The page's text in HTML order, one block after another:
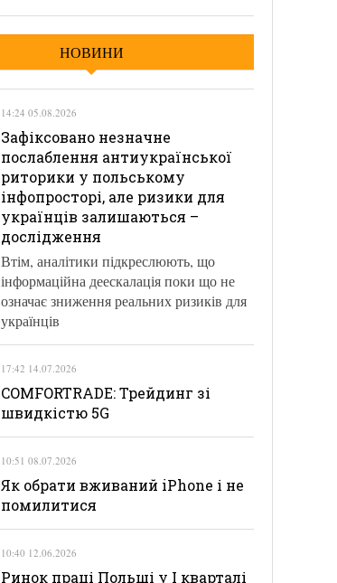
НОВИНИ
14:24 05.08.2026
Зафіксовано незначне
послаблення антиукраїнської
риторики у польському
інфопросторі, але ризики для
українців залишаються –
дослідження
Втім, аналітики підкреслюють, що
інформаційна деескалація поки що не
означає зниження реальних ризиків для
українців
17:42 14.07.2026
COMFORTRADE: Трейдинг зі
швидкістю 5G
10:51 08.07.2026
Як обрати вживаний iPhone і не
помилитися
10:40 12.06.2026
Ринок праці Польщі у І кварталі